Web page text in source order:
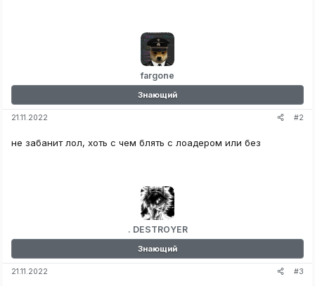
fargone
Знающий
21.11.2022 #2
не забанит лол, хоть с чем блять с лоадером или без
. DESTROYER
Знающий
21.11.2022 #3